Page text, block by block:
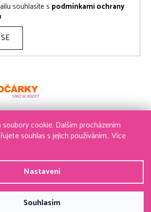
cookie. Dalším procházením
souhlas s jejich používáním.. Více
Nastavení
Souhlasím
souhlasíte s podmínkami ochrany
&PekneWeby
detske-kocarky.cz. Všechna práva